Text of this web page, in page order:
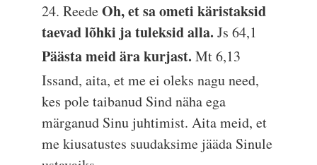
24. ReedeOh, et sa ometi käristaksid
taevad lõhki ja tuleksid alla.Js 64,1
Päästa meid ära kurjast.Mt 6,13
Issand, aita, et me ei oleks nagu need,
kes pole taibanud Sind näha ega
märganud Sinu juhtimist. Aita meid, et
me kiusatustes suudaksime jääda Sinule